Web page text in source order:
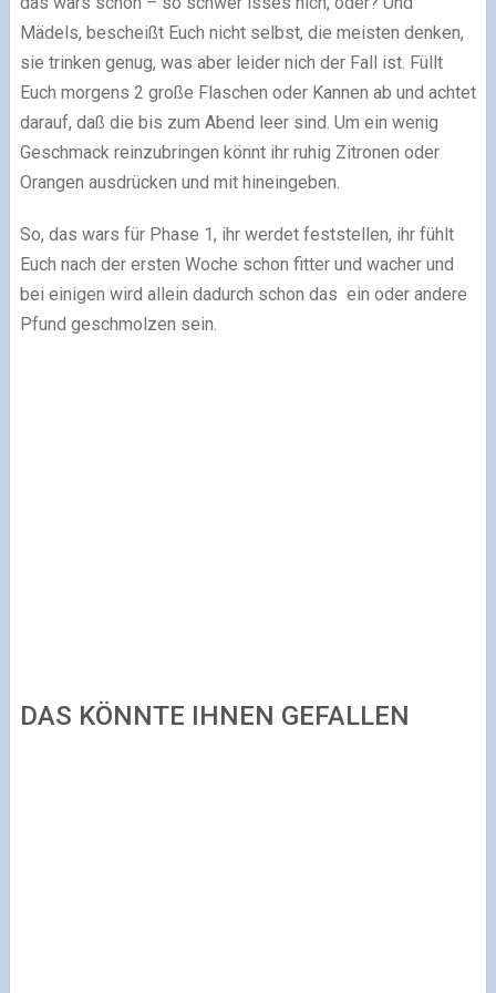
Mädels, bescheißt Euch nicht selbst, die meisten denken,
sie trinken genug, was aber leider nich der Fall ist. Füllt
Euch morgens 2 große Flaschen oder Kannen ab und achtet
darauf, daß die bis zum Abend leer sind. Um ein wenig
Geschmack reinzubringen könnt ihr ruhig Zitronen oder
Orangen ausdrücken und mit hineingeben.
So, das wars für Phase 1, ihr werdet feststellen, ihr fühlt
Euch nach der ersten Woche schon fitter und wacher und
bei einigen wird allein dadurch schon das ein oder andere
Pfund geschmolzen sein.
DAS KÖNNTE IHNEN GEFALLEN